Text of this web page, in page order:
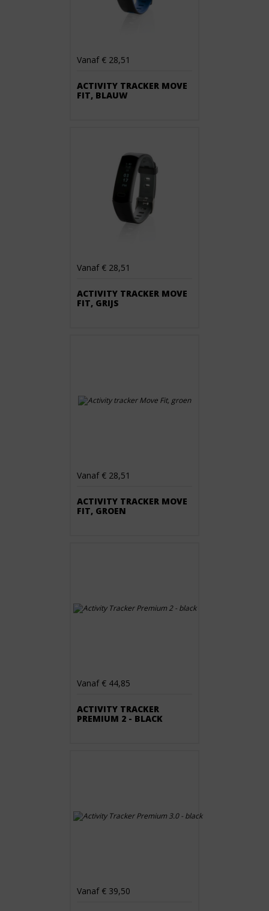
Vanaf € 28,51
ACTIVITY TRACKER MOVE
FIT, BLAUW
Vanaf € 28,51
ACTIVITY TRACKER MOVE
FIT, GRIJS
Vanaf € 28,51
ACTIVITY TRACKER MOVE
FIT, GROEN
Vanaf € 44,85
ACTIVITY TRACKER
PREMIUM 2 - BLACK
Vanaf € 39,50